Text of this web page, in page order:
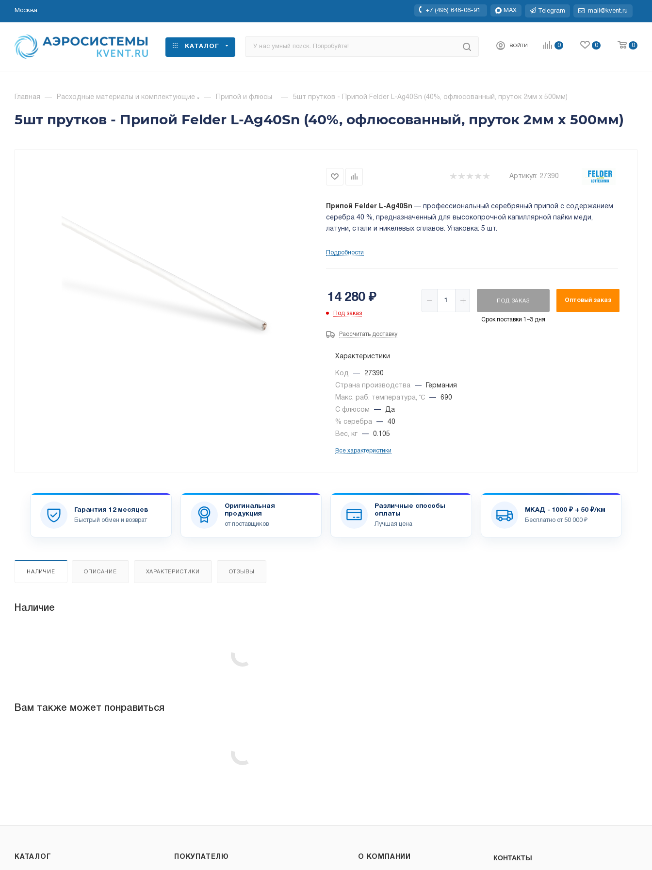
Москва +7 (495) 646-06-91 MAX Telegram mail@kvent.ru
КАТАЛОГ ВОЙТИ 0 0 0
Главная — Расходные материалы и комплектующие — Припой и флюсы — 5шт прутков - Припой Felder L-Ag40Sn (40%, офлюсованный, пруток 2мм х 500мм)
5шт прутков - Припой Felder L-Ag40Sn (40%, офлюсованный, пруток 2мм х 500мм)
Артикул: 27390
Припой Felder L-Ag40Sn — профессиональный серебряный припой с содержанием
серебра 40 %, предназначенный для высокопрочной капиллярной пайки меди,
латуни, стали и никелевых сплавов. Упаковка: 5 шт.
Подробности
14 280₽
Под заказ
ПОД ЗАКАЗ
Срок поставки 1–3 дня
Оптовый заказ
Рассчитать доставку
Характеристики
Код —
27390
Страна производства
—
Германия
Макс. раб. температура, ℃
—
690
С флюсом
—
Да
% серебра
—
40
Вес, кг
— 0.105
Все характеристики
Гарантия 12 месяцев
Быстрый обмен и возврат
Оригинальная
продукция
от поставщиков
Различные способы
оплаты
Лучшая цена
МКАД - 1000 ₽ + 50 ₽/км
Бесплатно от 50 000 ₽
НАЛИЧИЕ ОПИСАНИЕ ХАРАКТЕРИСТИКИ ОТЗЫВЫ
Наличие
Вам также может понравиться
КАТАЛОГ ПОКУПАТЕЛЮ О КОМПАНИИ КОНТАКТЫ